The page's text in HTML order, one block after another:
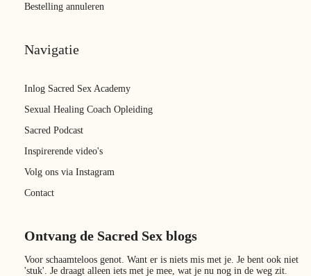
Bestelling annuleren
Navigatie
Inlog Sacred Sex Academy
Sexual Healing Coach Opleiding
Sacred Podcast
Inspirerende video's
Volg ons via Instagram
Contact
Ontvang de Sacred Sex blogs
Voor schaamteloos genot. Want er is niets mis met je. Je bent ook niet
'stuk'. Je draagt alleen iets met je mee, wat je nu nog in de weg zit.